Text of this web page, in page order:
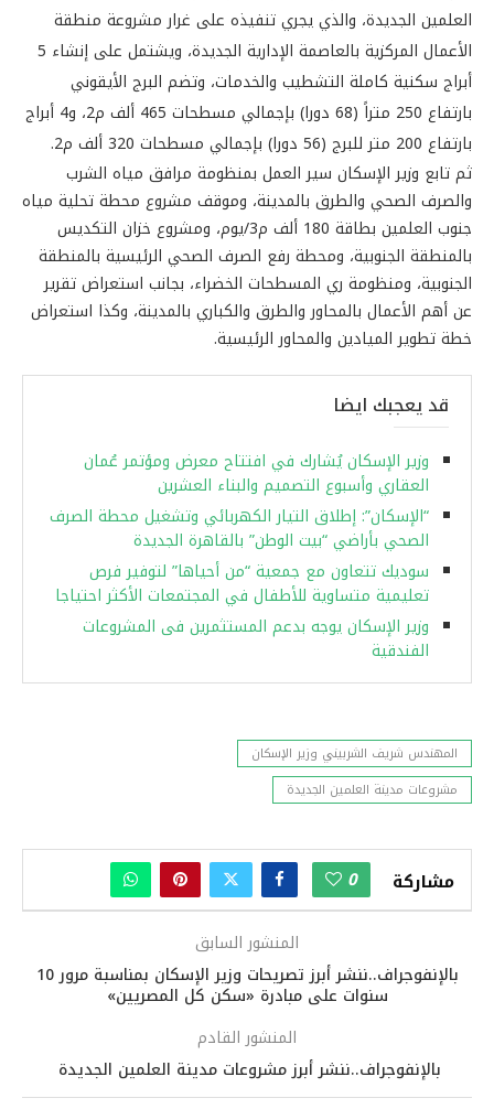
العلمين الجديدة، والذي يجري تنفيذه على غرار مشروعة منطقة
الأعمال المركزية بالعاصمة الإدارية الجديدة، ويشتمل على إنشاء 5
أبراج سكنية كاملة التشطيب والخدمات، وتضم البرج الأيقوني
بارتفاع 250 متراً (68 دورا) بإجمالي مسطحات 465 ألف م2، و4 أبراج
بارتفاع 200 متر للبرج (56 دورا) بإجمالي مسطحات 320 ألف م2.
ثم تابع وزير الإسكان سير العمل بمنظومة مرافق مياه الشرب
والصرف الصحي والطرق بالمدينة، وموقف مشروع محطة تحلية مياه
جنوب العلمين بطاقة 180 ألف م3/يوم، ومشروع خزان التكديس
بالمنطقة الجنوبية، ومحطة رفع الصرف الصحي الرئيسية بالمنطقة
الجنوبية، ومنظومة ري المسطحات الخضراء، بجانب استعراض تقرير
عن أهم الأعمال بالمحاور والطرق والكباري بالمدينة، وكذا استعراض
خطة تطوير الميادين والمحاور الرئيسية.
قد يعجبك ايضا
وزير الإسكان يُشارك في افتتاح معرض ومؤتمر عُمان
العقاري وأسبوع التصميم والبناء العشرين
“الإسكان”: إطلاق التيار الكهربائي وتشغيل محطة الصرف
الصحي بأراضي “بيت الوطن” بالقاهرة الجديدة
سوديك تتعاون مع جمعية “من أحياها” لتوفير فرص
تعليمية متساوية للأطفال في المجتمعات الأكثر احتياجا
وزير الإسكان يوجه بدعم المستثمرين فى المشروعات
الفندقية
المهندس شريف الشربيني وزير الإسكان
مشروعات مدينة العلمين الجديدة
مشاركة 0
المنشور السابق
بالإنفوجراف..ننشر أبرز تصريحات وزير الإسكان بمناسبة مرور 10
سنوات على مبادرة «سكن كل المصريين»
المنشور القادم
بالإنفوجراف..ننشر أبرز مشروعات مدينة العلمين الجديدة